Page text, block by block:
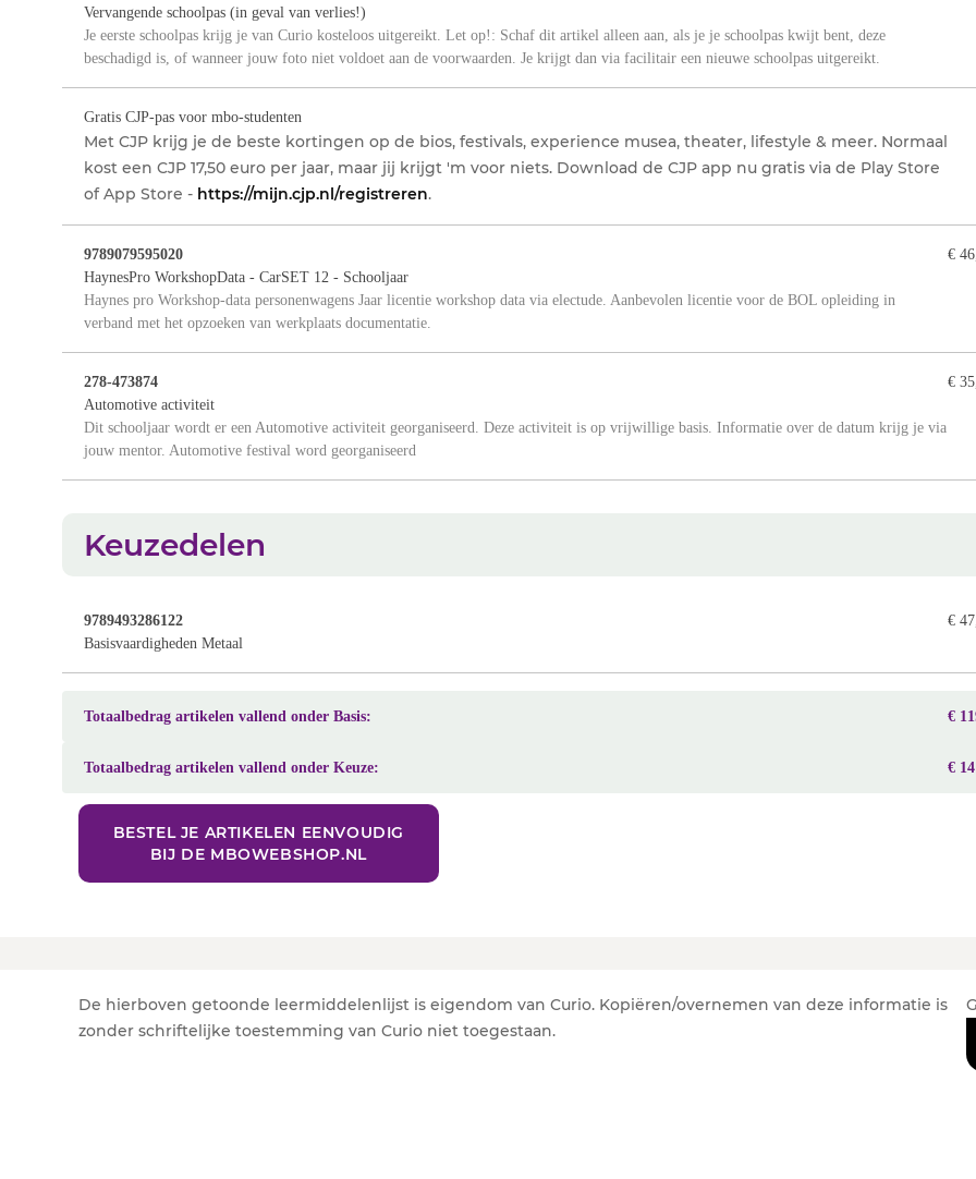
Vervangende schoolpas (in geval van verlies!)
Je eerste schoolpas krijg je van Curio kosteloos uitgereikt. Let op!: Schaf dit artikel alleen aan, als je je schoolpas kwijt bent, deze
beschadigd is, of wanneer jouw foto niet voldoet aan de voorwaarden. Je krijgt dan via facilitair een nieuwe schoolpas uitgereikt.
Gratis CJP-pas voor mbo-studenten
Met CJP krijg je de beste kortingen op de bios, festivals, experience musea, theater, lifestyle & meer. Normaal
kost een CJP 17,50 euro per jaar, maar jij krijgt 'm voor niets. Download de CJP app nu gratis via de Play Store
of App Store - https://mijn.cjp.nl/registreren.
9789079595020
HaynesPro WorkshopData - CarSET 12 - Schooljaar
Haynes pro Workshop-data personenwagens Jaar licentie workshop data via electude. Aanbevolen licentie voor de BOL opleiding in
verband met het opzoeken van werkplaats documentatie.
€
278-473874
Automotive activiteit
Dit schooljaar wordt er een Automotive activiteit georganiseerd. Deze activiteit is op vrijwillige basis. Informatie over de datum krijg je via
jouw mentor. Automotive festival word georganiseerd
€
Keuzedelen
9789493286122
Basisvaardigheden Metaal
€
Totaalbedrag artikelen vallend onder Basis: €
Totaalbedrag artikelen vallend onder Keuze: €
BESTEL JE ARTIKELEN EENVOUDIG
BIJ DE MBOWEBSHOP.NL
De hierboven getoonde leermiddelenlijst is eigendom van Curio. Kopiëren/overnemen van deze informatie is
zonder schriftelijke toestemming van Curio niet toegestaan.